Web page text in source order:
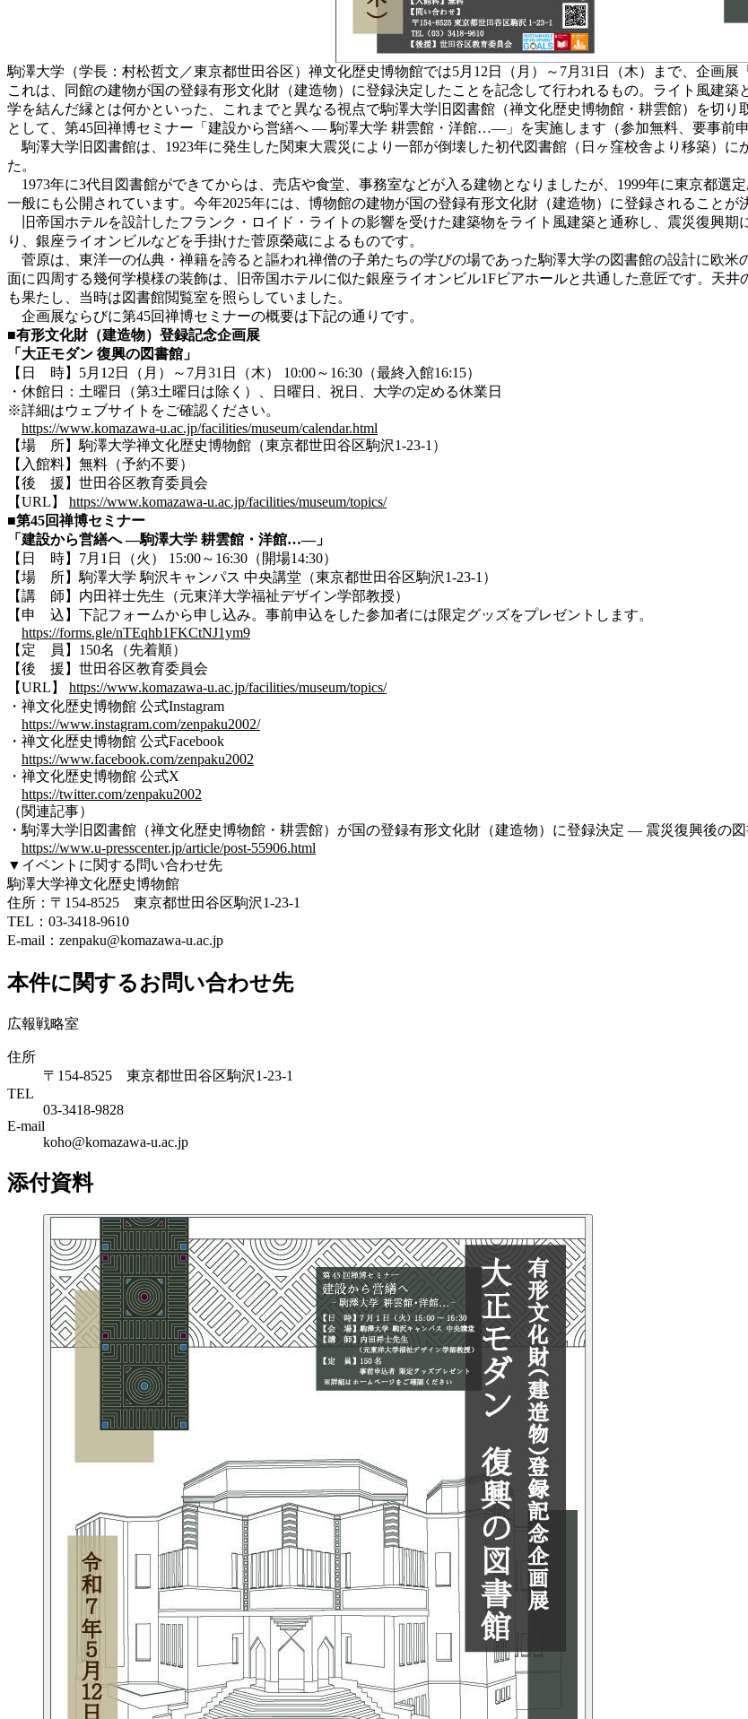
駒澤大学（学長：村松哲文／東京都世田谷区）禅文化歴史博物館では5月12日（月）～7月31日（木）まで、企画
これは、同館の建物が国の登録有形文化財（建造物）に登録決定したことを記念して行われるもの。ライト風建
学を結んだ縁とは何かといった、これまでと異なる視点で駒澤大学旧図書館（禅文化歴史博物館・耕雲館）を切
として、第45回禅博セミナー「建設から営繕へ ― 駒澤大学 耕雲館・洋館…―」を実施します（参加無料、要事前申
駒澤大学旧図書館は、1923年に発生した関東大震災により一部が倒壊した初代図書館（日ヶ窪校舎より移築）に
た。
1973年に3代目図書館ができてからは、売店や食堂、事務室などが入る建物となりましたが、1999年に東京都選
一般にも公開されています。今年2025年には、博物館の建物が国の登録有形文化財（建造物）に登録されることが
旧帝国ホテルを設計したフランク・ロイド・ライトの影響を受けた建築物をライト風建築と通称し、震災復興
り
銀座ライオンビルなどを手掛けた菅原榮蔵によるものです。
菅原は、東洋一の仏典・禅籍を誇ると謳われ禅僧の子弟たちの学びの場であった駒澤大学の図書館の設計に欧
面に四周する幾何学模様の装飾は、旧帝国ホテルに似た銀座ライオンビル1Fビアホールと共通した意匠です。天
も果たし、当時は図書館閲覧室を照らしていました。
企画展ならびに第45回禅博セミナーの概要は下記の通りです。
■有形文化財（建造物）登録記念企画展
「大正モダン 復興の図書館」
【日 時】5月12日（月）～7月31日（木） 10:00～16:30（最終入館16:15）
・休館日：土曜日（第3土曜日は除く）、日曜日、祝日、大学の定める休業日
※詳細はウェブサイトをご確認ください。
https://www.komazawa-u.ac.jp/facilities/museum/calendar.html
【場 所】駒澤大学禅文化歴史博物館（東京都世田谷区駒沢1-23-1）
【入館料】無料（予約不要）
【後 援】世田谷区教育委員会
【URL】 https://www.komazawa-u.ac.jp/facilities/museum/topics/
■第45回禅博セミナー
「建設から営繕へ ―駒澤大学 耕雲館・洋館…―」
【日 時】7月1日（火） 15:00～16:30（開場14:30）
【場 所】駒澤大学 駒沢キャンパス 中央講堂（東京都世田谷区駒沢1-23-1）
【講 師】内田祥士先生（元東洋大学福祉デザイン学部教授）
【申 込】下記フォームから申し込み。事前申込をした参加者には限定グッズをプレゼントします。
https://forms.gle/nTEqhb1FKCtNJ1ym9
【定 員】150名（先着順）
【後 援】世田谷区教育委員会
【URL】 https://www.komazawa-u.ac.jp/facilities/museum/topics/
・禅文化歴史博物館 公式Instagram
https://www.instagram.com/zenpaku2002/
・禅文化歴史博物館 公式Facebook
https://www.facebook.com/zenpaku2002
・禅文化歴史博物館 公式X
https://twitter.com/zenpaku2002
（関連記事）
・駒澤大学旧図書館（禅文化歴史博物館・耕雲館）が国の登録有形文化財（建造物）に登録決定 ― 震災復興後の図
https://www.u-presscenter.jp/article/post-55906.html
▼イベントに関する問い合わせ先
駒澤大学禅文化歴史博物館
住所：〒154-8525 東京都世田谷区駒沢1-23-1
TEL：03-3418-9610
E-mail：zenpaku@komazawa-u.ac.jp
本件に関するお問い合わせ先
広報戦略室
住所
〒154-8525 東京都世田谷区駒沢1-23-1
TEL
03-3418-9828
E-mail
koho@komazawa-u.ac.jp
添付資料